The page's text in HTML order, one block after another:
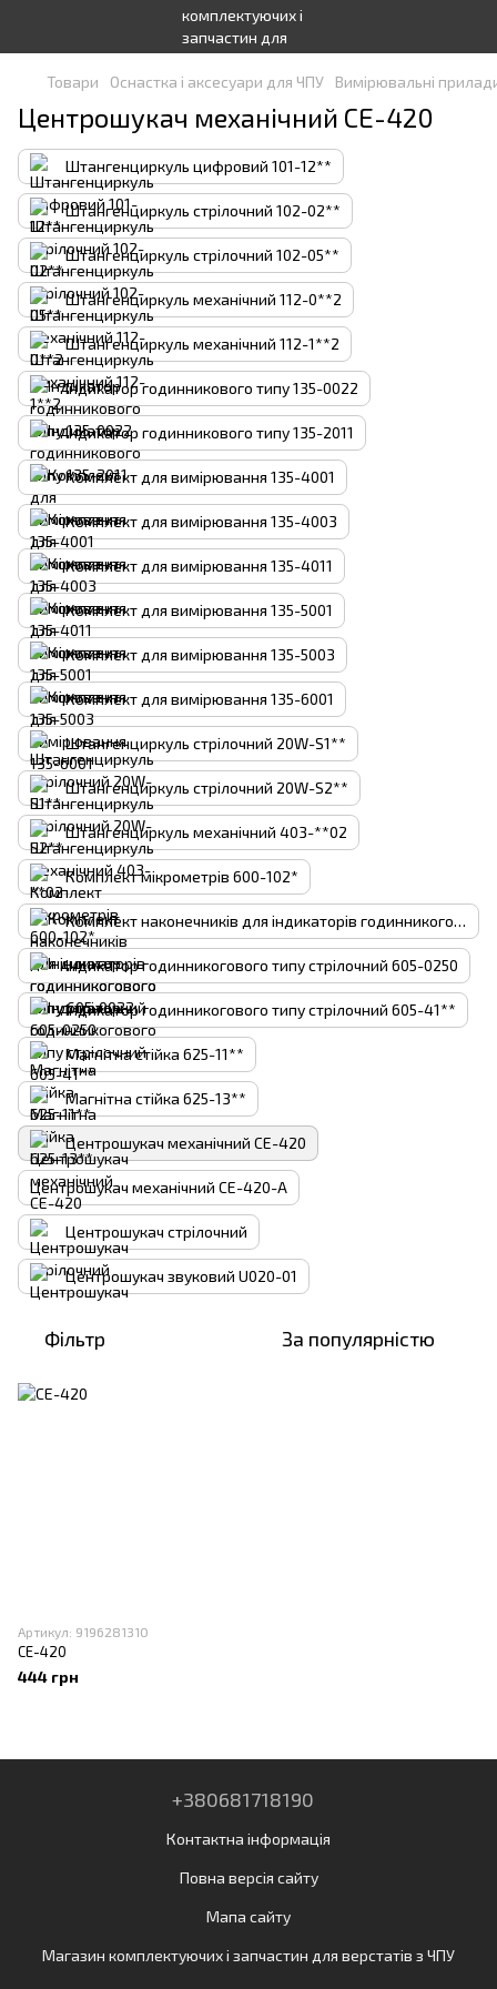
Товари Оснастка і аксесуари для ЧПУ Вимірювальні
Центрошукач механічний CE-420
Штангенциркуль цифровий 101-12**
Штангенциркуль стрілочний 102-02**
Штангенциркуль стрілочний 102-05**
Штангенциркуль механічний 112-0**2
Штангенциркуль механічний 112-1**2
Індикатор годинникового типу 135-0022
Індикатор годинникового типу 135-2011
Комплект для вимірювання 135-4001
Комплект для вимірювання 135-4003
Комплект для вимірювання 135-4011
Комплект для вимірювання 135-5001
Комплект для вимірювання 135-5003
Комплект для вимірювання 135-6001
Штангенциркуль стрілочний 20W-S1**
Штангенциркуль стрілочний 20W-S2**
Штангенциркуль механічний 403-**02
Комплект мікрометрів 600-102*
Комплект наконечників для індикаторів годинникогового типу 605-0022
Індикатор годинникогового типу стрілочний 605-0250
Індикатор годинникогового типу стрілочний 605-41**
Магнітна стійка 625-11**
Магнітна стійка 625-13**
Центрошукач механічний CE-420
Центрошукач механічний CE-420-A
Центрошукач стрілочний
Центрошукач звуковий U020-01
Фільтр За популярністю
Артикул: 9196281310
CE-420
444 грн
+380681718190
Контактна інформація
Повна версія сайту
Мапа сайту
Магазин комплектуючих і запчастин для верстатів з ЧПУ